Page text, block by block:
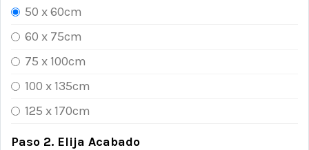
50 x 60cm
60 x 75cm
75 x 100cm
100 x 135cm
125 x 170cm
Paso 2. Elija Acabado